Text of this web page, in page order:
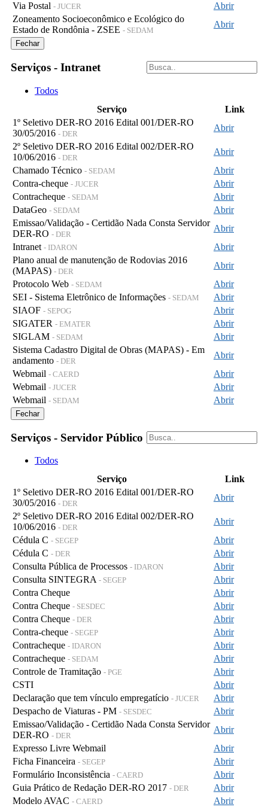
Via Postal - JUCER
Abrir
Zoneamento Socioeconômico e Ecológico do
Estado de Rondônia - ZSEE - SEDAM
Abrir
Fechar
Serviços - Intranet
Todos
Serviço
Link
1º Seletivo DER-RO 2016 Edital 001/DER-RO
30/05/2016 - DER
Abrir
2º Seletivo DER-RO 2016 Edital 002/DER-RO
10/06/2016 - DER
Abrir
Chamado Técnico - SEDAM
Abrir
Contra-cheque - JUCER
Abrir
Contracheque - SEDAM
Abrir
DataGeo - SEDAM
Abrir
Emissao/Validação - Certidão Nada Consta Servidor
DER-RO - DER
Abrir
Intranet - IDARON
Abrir
Plano anual de manutenção de Rodovias 2016
(MAPAS) - DER
Abrir
Protocolo Web - SEDAM
Abrir
SEI - Sistema Eletrônico de Informações - SEDAM
Abrir
SIAOF - SEPOG
Abrir
SIGATER - EMATER
Abrir
SIGLAM - SEDAM
Abrir
Sistema Cadastro Digital de Obras (MAPAS) - Em
andamento - DER
Abrir
Webmail - CAERD
Abrir
Webmail - JUCER
Abrir
Webmail - SEDAM Abrir
Fechar
Serviços - Servidor Público
Todos
Serviço
Link
1º Seletivo DER-RO 2016 Edital 001/DER-RO
30/05/2016 - DER
Abrir
2º Seletivo DER-RO 2016 Edital 002/DER-RO
10/06/2016 - DER
Abrir
Cédula C - SEGEP
Abrir
Cédula C - DER
Abrir
Consulta Pública de Processos - IDARON
Abrir
Consulta SINTEGRA - SEGEP
Abrir
Contra Cheque
Abrir
Contra Cheque - SESDEC
Abrir
Contra Cheque - DER
Abrir
Contra-cheque - SEGEP
Abrir
Contracheque - IDARON
Abrir
Contracheque - SEDAM
Abrir
Controle de Tramitação - PGE
Abrir
CSTI
Abrir
Declaração que tem vínculo empregatício - JUCER
Abrir
Despacho de Viaturas - PM - SESDEC
Abrir
Emissao/Validação - Certidão Nada Consta Servidor
DER-RO - DER
Abrir
Expresso Livre Webmail
Abrir
Ficha Financeira - SEGEP
Abrir
Formulário Inconsistência - CAERD
Abrir
Guia Prático de Redação DER-RO 2017 - DER
Abrir
Modelo AVAC - CAERD
Abrir